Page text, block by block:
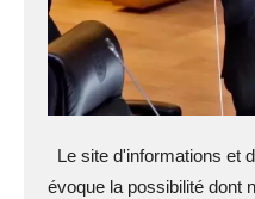
Le site d'informations et
évoque la possibilité dont